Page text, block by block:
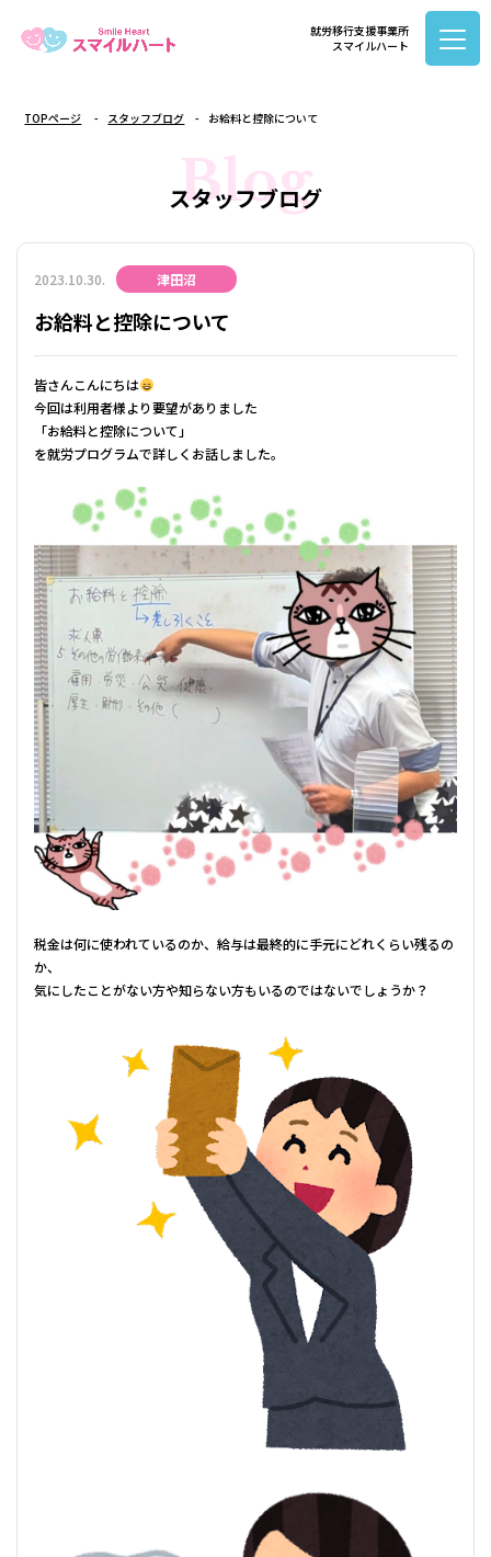
就労移行支援事業所
スマイルハート
TOPページ スタッフブログ お給料と控除について
スタッフブログ
Blog
2023.10.30. 津田沼
お給料と控除について
皆さんこんにちは
今回は利用者様より要望がありました
「お給料と控除について」
を就労プログラムで詳しくお話しました。
税金は何に使われているのか、給与は最終的に手元にどれくらい残るの
か、
気にしたことがない方や知らない方もいるのではないでしょうか？